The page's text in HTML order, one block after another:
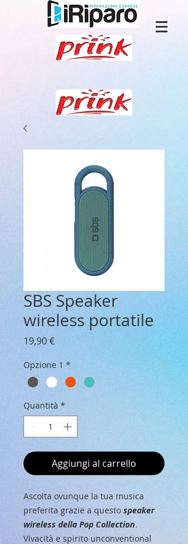
SBS Speaker
wireless portatile
19,90 €Prezzo
Opzione 1 *
Quantità *
Aggiungi al carrello
Ascolta ovunque la tua musica
preferita grazie a questo speaker
wireless della Pop Collection.
Vivacità e spirito unconventional